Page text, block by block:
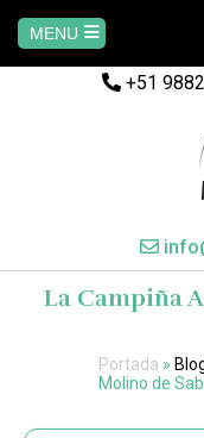
MENU
+51
La Campiña
Portada »
Molino de